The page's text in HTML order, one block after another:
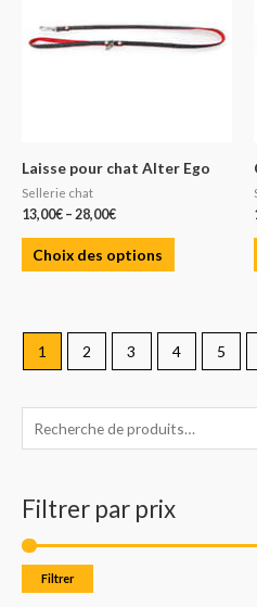
e
h
e
r
c
Filtrer par prix
Filtrer
Laisse pour chat Alter Ego
Sellerie chat
13,00€ – 28,00€
Choix des options
1 2 3 4 5